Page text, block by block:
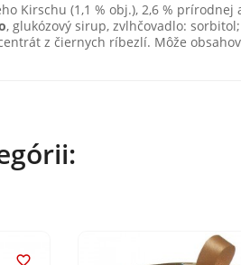
Kirschu (1,1 % obj.), 2,6 % prírodnej
, glukózový sirup, zvlhčovadlo:
z čiernych ríbezlí. Môže
